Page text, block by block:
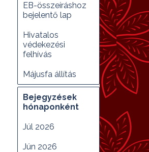
EB-összeíráshoz
bejelentő lap
Hivatalos
védekezési
felhívás
Májusfa állítás
Kihagy blokk Bejegyzések
Bejegyzések
hónaponként
Júl 2026
Jún 2026